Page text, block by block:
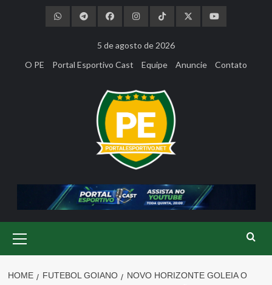
5 de agosto de 2026
O PE
Portal Esportivo Cast Equipe Anuncie Contato
Menu
HOME FUTEBOL GOIANO
NOVO HORIZONTE GOLEIA O